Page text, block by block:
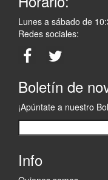
Lunes a sábado de
Redes sociales:
Boletín de
¡Apúntate a nuestro
Info